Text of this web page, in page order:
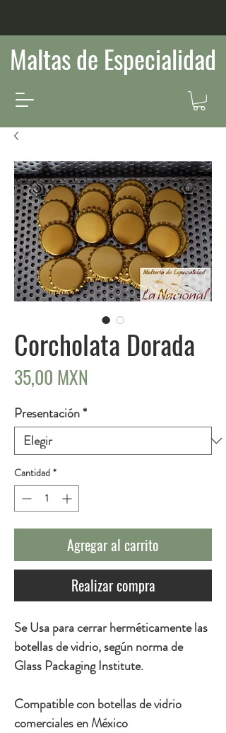
Maltas de Especialidad
Corcholata Dorada
35,00 MXN
Presentación*
Cantidad *
Agregar al carrito
Realizar compra
Se Usa para cerrar herméticamente las
botellas de vidrio, según norma de
Glass Packaging Institute.
Compatible con botellas de vidrio
comerciales en México